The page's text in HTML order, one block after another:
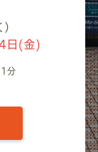
日(金)
1分